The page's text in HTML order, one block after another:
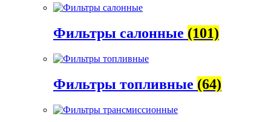
Фильтры салонные (101)
Фильтры топливные (64)